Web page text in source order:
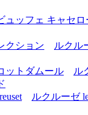
ュッフェ キャセロ
クション
ルクル
ットダムール
ル
ルクルーゼ